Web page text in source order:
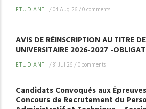
ETUDIANT /04 Aug 26/0 comments
AVIS DE RÉINSCRIPTION AU TITRE
UNIVERSITAIRE 2026-2027 -
ETUDIANT /31 Jul 26/0 comments
Candidats Convoqués aux
Concours de Recrutement du